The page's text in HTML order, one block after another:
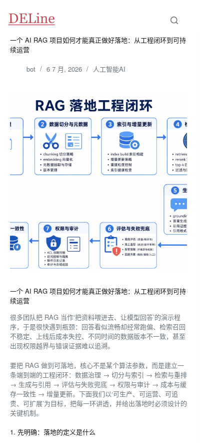
一个 AI RAG 项目如何才能真正做好落地：从工程闭环到可持
续运营
bot 6 7 月, 2026 人工智能AI
一个 AI RAG 项目如何才能真正做好落地：从工程闭环到可持
续运营
很多团队把 RAG 当作‘把资料喂进去、让模型回答’的演示程
序，于是很快遇到瓶颈：回答看似流畅却经常跑偏、检索召回
不稳定、上线后成本失控、不同时间的数据版本不一致，甚至
出现权限越界与错误证据难以追溯。
要把 RAG 做到可落地，核心不是某个算法参数，而是建立一
条端到端的工程闭环：数据治理 → 切分与索引 → 检索与重排
→ 生成与引用 → 评估与失败兜底 → 权限与审计 → 成本与缓
存一致性 → 增量更新。下面我们以‘可生产、可运营、可追
责、可扩展’为目标，把每一环讲透，并给出落地时必须设计的
关键机制。
1. 先明确：落地的定义是什么